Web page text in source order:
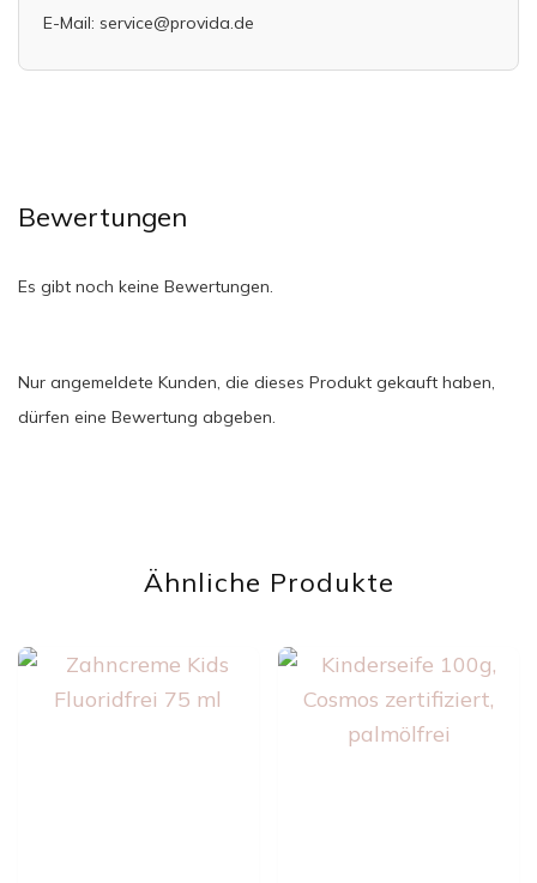
E-Mail: service@provida.de
Bewertungen
Es gibt noch keine Bewertungen.
Nur angemeldete Kunden, die dieses Produkt gekauft haben,
dürfen eine Bewertung abgeben.
Ähnliche Produkte